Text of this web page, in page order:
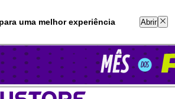
uma melhor experiência Abrir